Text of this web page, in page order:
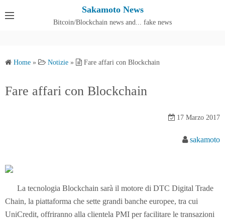
Sakamoto News
Bitcoin/Blockchain news and... fake news
Home » Notizie » Fare affari con Blockchain
Fare affari con Blockchain
17 Marzo 2017
sakamoto
La tecnologia Blockchain sarà il motore di DTC Digital Trade
Chain, la piattaforma che sette grandi banche europee, tra cui
UniCredit, offriranno alla clientela PMI per facilitare le transazioni